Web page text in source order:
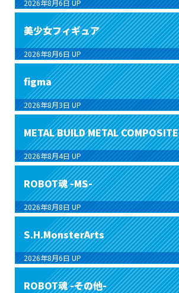
2026年8月6日 UP
美少女フィギュア
2026年8月6日 UP
figma
2026年8月3日 UP
METAL BUILD METAL COMPOSITE
2026年8月4日 UP
ROBOT魂 -MS-
2026年8月8日 UP
S.H.MonsterArts
2026年8月6日 UP
ROBOT魂 -その他-